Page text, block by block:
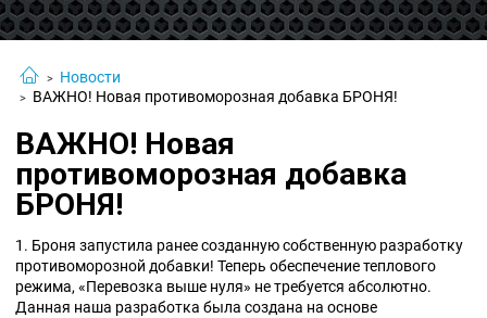
Новости
ВАЖНО! Новая противоморозная добавка БРОНЯ!
ВАЖНО! Новая
противоморозная добавка
БРОНЯ!
1. Броня запустила ранее созданную собственную разработку
противоморозной добавки! Теперь обеспечение теплового
режима, «Перевозка выше нуля» не требуется абсолютно.
Данная наша разработка была создана на основе